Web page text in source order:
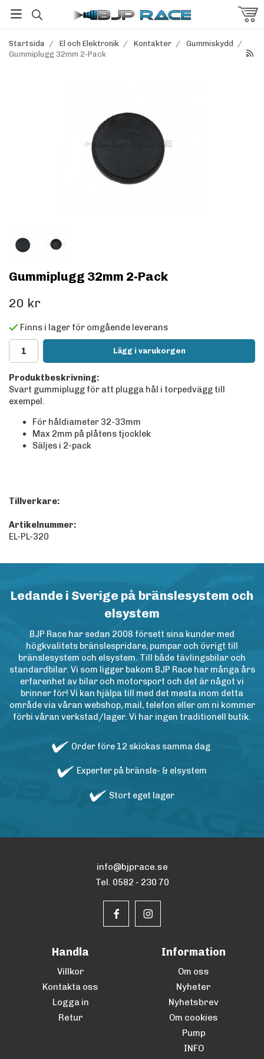
Startsida / El och Elektronik / Kontakter / Gummiskydd
/
Gummiplugg 32mm 2-Pack
Gummiplugg 32mm 2-Pack
20 kr
Finns i lager för omgående leverans
Lägg i varukorgen
Produktbeskrivning:
Svart gummiplugg för att plugga hål i torpedvägg till
exempel.
För håldiameter 32-33mm
Max 2mm på plåtens tjocklek
Säljes i 2-pack
Tillverkare:
Artikelnummer:
EL-PL-320
Ledande i Sverige på bränslesystem och
elsystem
BJP Race har sedan 2008 försett sina kunder med
högkvalitets bränslespridare, pumpar och övrigt till
bränslesystem och elsystem. Till både tävlingsbilar och
standardbilar. Vi som ligger bakom BJP Race har många års
erfarenhet av bilar och motorsport och det är något vi
brinner för! Vi kan hjälpa till med det mesta inom detta
område via våran webshop, mail, telefon eller om ni kommer
förbi våran verkstad/lager. Vi har ingen traditionell butik.
Order före 12 skickas samma dag
Experter på bränsle- & elsystem
Stort eget lager
info@bjprace.se
Tel. 0582 - 230 70
Handla
Villkor
Kontakta oss
Logga in
Retur
Information
Om oss
Nyheter
Nyhetsbrev
Om cookies
Pump
INFO